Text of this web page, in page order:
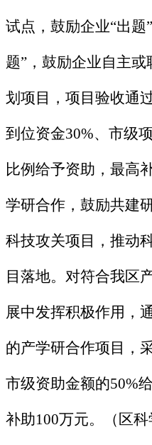
试点，鼓励企业“出题
题”，鼓励企业自主
划项目，项目验收通
到位资金30%、市级
比例给予资助，最高
学研合作，鼓励共建
科技攻关项目，推动
目落地。对符合我区
展中发挥积极作用，
的产学研合作项目，
市级资助金额的50%
补助100万元。（区